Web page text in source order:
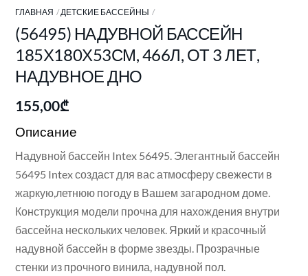
ГЛАВНАЯ ДЕТСКИЕ БАССЕЙНЫ
(56495) НАДУВНОЙ БАССЕЙН
185Х180Х53СМ, 466Л, ОТ 3 ЛЕТ,
НАДУВНОЕ ДНО
155,00₾
Описание
Надувной бассейн Intex 56495. Элегантный бассейн
56495 Intex создаст для вас атмосферу свежести в
жаркую,летнюю погоду в Вашем загародном доме.
Конструкция модели прочна для нахождения внутри
бассейна нескольких человек. Яркий и красочный
надувной бассейн в форме звезды. Прозрачные
стенки из прочного винила, надувной пол.